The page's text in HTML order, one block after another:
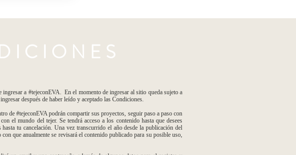
a #tejeconEVA. En el momento de ingresar al sitio queda sujeto a
después de haber leído y aceptado las Condiciones.
de #tejeconEVA podrán compartir sus proyectos, seguir paso a paso con
el mundo del tejer. Se tendrá acceso a los contenido hasta que desees
tu cancelación. Una vez transcurrido el año desde la publicación del
que anualmente se revisará el contenido publicado para su posible uso,